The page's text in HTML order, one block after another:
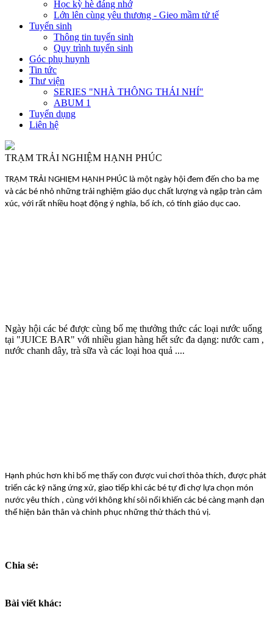
Học kỳ hè đáng nhớ
Lớn lên cùng yêu thương - Gieo mầm tử tế
Tuyển sinh
Thông tin tuyển sinh
Quy trình tuyển sinh
Góc phụ huynh
Tin tức
Thư viện
SERIES "NHÀ THÔNG THÁI NHÍ"
ABUM 1
Tuyển dụng
Liên hệ
TRẠM TRẢI NGHIỆM HẠNH PHÚC
TRẠM TRẢI NGHIỆM HẠNH PHÚC là một ngày hội đem đến cho ba mẹ
và các bé nhỏ những trải nghiệm giáo dục chất lượng và ngập tràn cảm
xúc, với rất nhiều hoạt động ý nghĩa, bổ ích, có tính giáo dục cao.
Ngày hội các bé được cùng bố mẹ thưởng thức các loại nước uống
tại "JUICE BAR" với nhiều gian hàng hết sức đa dạng: nước cam ,
nước chanh dây, trà sữa và các loại hoa quả ....
Hạnh phúc hơn khi bố mẹ thấy con được vui chơi thỏa thích, được phát
triển các kỹ năng ứng xử, giao tiếp khi các bé tự đi chợ lựa chọn món
nước yêu thích , cùng với không khí sôi nổi khiến các bé càng mạnh dạn
thể hiện bản thân và chinh phục những thử thách thú vị.
Chia sẻ:
Bài viết khác: